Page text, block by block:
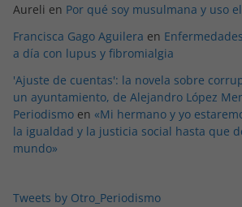
Aureli en Por qué soy musulmana y uso
Francisca Gago Aguilera en
a día con lupus y fibromialgia
'Ajuste de cuentas': la novela sobre
un ayuntamiento, de Alejandro López
Periodismo en «Mi hermano y yo
la igualdad y la justicia social hasta que
mundo»
Tweets by Otro_Periodismo